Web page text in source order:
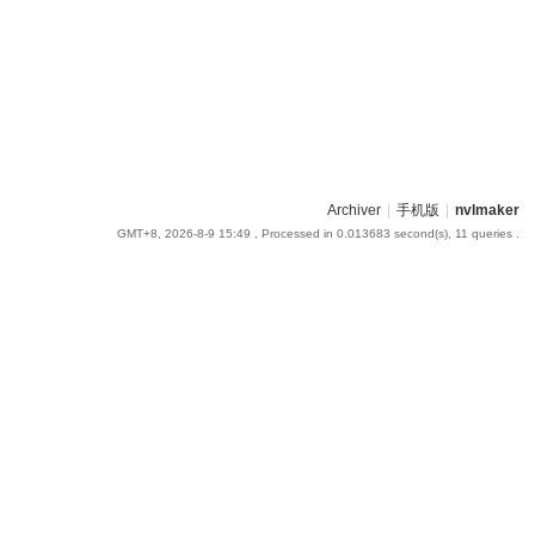
Archiver 手机版 nvlmaker
GMT+8, 2026-8-9 15:49 , Processed in 0.013683 second(s), 11 queries .